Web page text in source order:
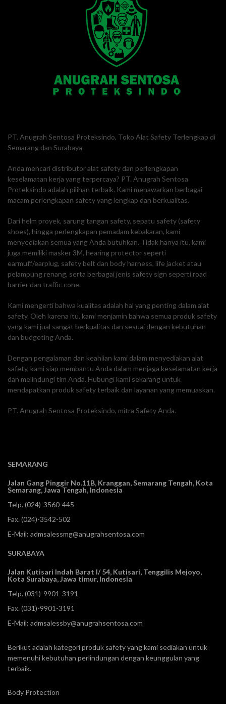
PT. Anugrah Sentosa Proteksindo, Toko Alat Safety Terlengkap di
Semarang dan Surabaya
Anda mencari distributor alat safety dan perlengkapan
keselamatan kerja yang terpercaya? PT. Anugrah Sentosa
Proteksindo adalah pilihan terbaik. Kami menawarkan berbagai
macam perlengkapan safety yang lengkap dan berkualitas.
Dari helm proyek, sarung tangan safety, sepatu safety (safety
shoes), hingga perlengkapan pemadam kebakaran, kami
menyediakan semua yang Anda butuhkan. Tidak hanya itu, kami
juga memiliki masker 3M, hearing protector seperti
earmuff/earplug, safety belt dan body harness, life jacket atau
pelampung renang, serta berbagai jenis safety sign seperti road
barrier dan traffic cone.
Kami mengerti bahwa kualitas adalah hal yang penting dalam alat
safety. Oleh karena itu, kami menjamin bahwa semua produk safety
yang kami jual sangat berkualitas dan sesuai dengan kebutuhan
dan budgeting Anda.
Dengan pengalaman dan keahlian kami dalam menyediakan alat
safety, kami siap membantu Anda dalam menjaga keselamatan kerja
dan melindungi tim Anda. Hubungi kami sekarang untuk
mendapatkan produk safety terbaik dan layanan yang memuaskan.
PT. Anugrah Sentosa Proteksindo, mitra Safety Anda.
SEMARANG
Jalan Gang Pinggir No.11B, Kranggan,Semarang Tengah, Kota
Semarang, Jawa Tengah, Indonesia
Telp. (024)-3560-445
Fax. (024)-3542-502
E-Mail: admsalessmg@anugrahsentosa.com
SURABAYA
Jalan Kutisari Indah Barat I/ 54, Kutisari, Tenggilis Mejoyo,
Kota Surabaya, Jawa timur, Indonesia
Telp. (031)-9901-3191
Fax. (031)-9901-3191
E-Mail: admsalessby@anugrahsentosa.com
Berikut adalah kategori produk safety yang kami sediakan untuk
memenuhi kebutuhan perlindungan dengan keunggulan yang
terbaik.
Body Protection